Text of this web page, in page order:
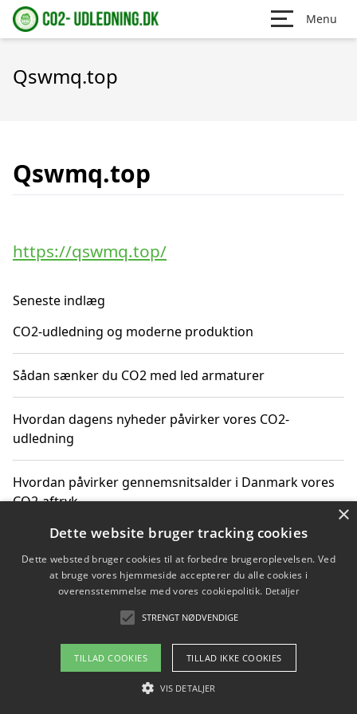
Menu
Qswmq.top
Qswmq.top
https://qswmq.top/
Seneste indlæg
CO2-udledning og moderne produktion
Sådan sænker du CO2 med led armaturer
Hvordan dagens nyheder påvirker vores CO2-
udledning
Hvordan påvirker gennemsnitsalder i Danmark vores
CO2-aftryk
Hvordan nyheder om CO2-udledning påvirker vores
hverdag
Om / kontakt
Blog Betingelser
×
Dette website bruger tracking cookies
Dette websted bruger cookies til at forbedre brugeroplevelsen. Ved
at bruge vores hjemmeside accepterer du alle cookies i
overensstemmelse med vores cookiepolitik. Detaljer
STRENGT NØDVENDIGE
TILLAD COOKIES TILLAD IKKE COOKIES
VIS DETALJER